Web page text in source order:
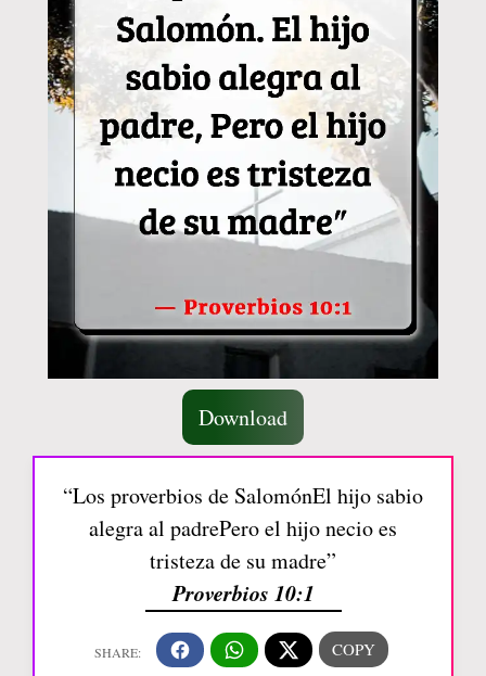
Download
“Los proverbios de SalomónEl hijo sabio
alegra al padrePero el hijo necio es
tristeza de su madre”
Proverbios 10:1